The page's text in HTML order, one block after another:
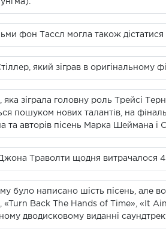
фон Тассл могла також дістатися
який зіграв в оригінальному
яка зіграла головну роль Трейсі
пошуком нових талантів, на
та авторів пісень Марка Шеймана і
Траволти щодня витрачалося
було написано шість пісень, але
«Turn Back The Hands of Time», «It
дводисковому виданні